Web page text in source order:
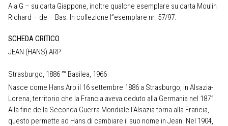
A a G – su carta Giappone, inoltre qualche esemplare su carta Moulin
Richard – de – Bas. In collezione l”esemplare nr. 57/97.
SCHEDA CRITICO
JEAN (HANS) ARP
Strasburgo, 1886 ”“ Basilea, 1966
Nasce come Hans Arp il 16 settembre 1886 a Strasburgo, in Alsazia-
Lorena, territorio che la Francia aveva ceduto alla Germania nel 1871.
Alla fine della Seconda Guerra Mondiale l’Alsazia torna alla Francia,
questo permette ad Hans di cambiare il suo nome in Jean. Nel 1904,